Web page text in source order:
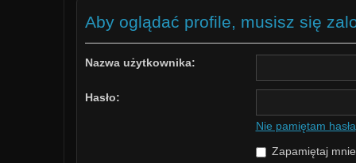
Aby oglądać profile, musisz się
Nazwa użytkownika:
Hasło:
Nie pamiętam hasła
Zapamiętaj mnie